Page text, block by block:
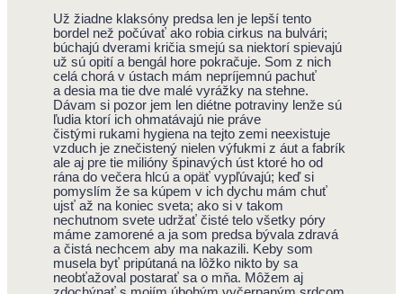
Už žiadne klaksóny predsa len je lepší tento
bordel než počúvať ako robia cirkus na bulvári;
búchajú dverami kričia smejú sa niektorí spievajú
už sú opití a bengál hore pokračuje. Som z nich
celá chorá v ústach mám nepríjemnú pachuť
a desia ma tie dve malé vyrážky na stehne.
Dávam si pozor jem len diétne potraviny lenže sú
ľudia ktorí ich ohmatávajú nie práve
čistými rukami hygiena na tejto zemi neexistuje
vzduch je znečistený nielen výfukmi z áut a fabrík
ale aj pre tie milióny špinavých úst ktoré ho od
rána do večera hlcú a opäť vypľúvajú; keď si
pomyslím že sa kúpem v ich dychu mám chuť
ujsť až na koniec sveta; ako si v takom
nechutnom svete udržať čisté telo všetky póry
máme zamorené a ja som predsa bývala zdravá
a čistá nechcem aby ma nakazili. Keby som
musela byť pripútaná na lôžko nikto by sa
neobťažoval postarať sa o mňa. Môžem aj